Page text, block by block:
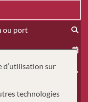
d’utilisation sur
technologies